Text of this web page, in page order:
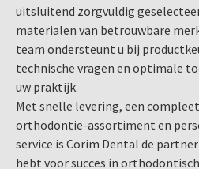
uitsluitend zorgvuldig
materialen van betrouwbare
team ondersteunt u bij
technische vragen en optimale
uw praktijk.
Met snelle levering, een compleet
orthodontie-assortiment en
service is Corim Dental de
hebt voor succes in